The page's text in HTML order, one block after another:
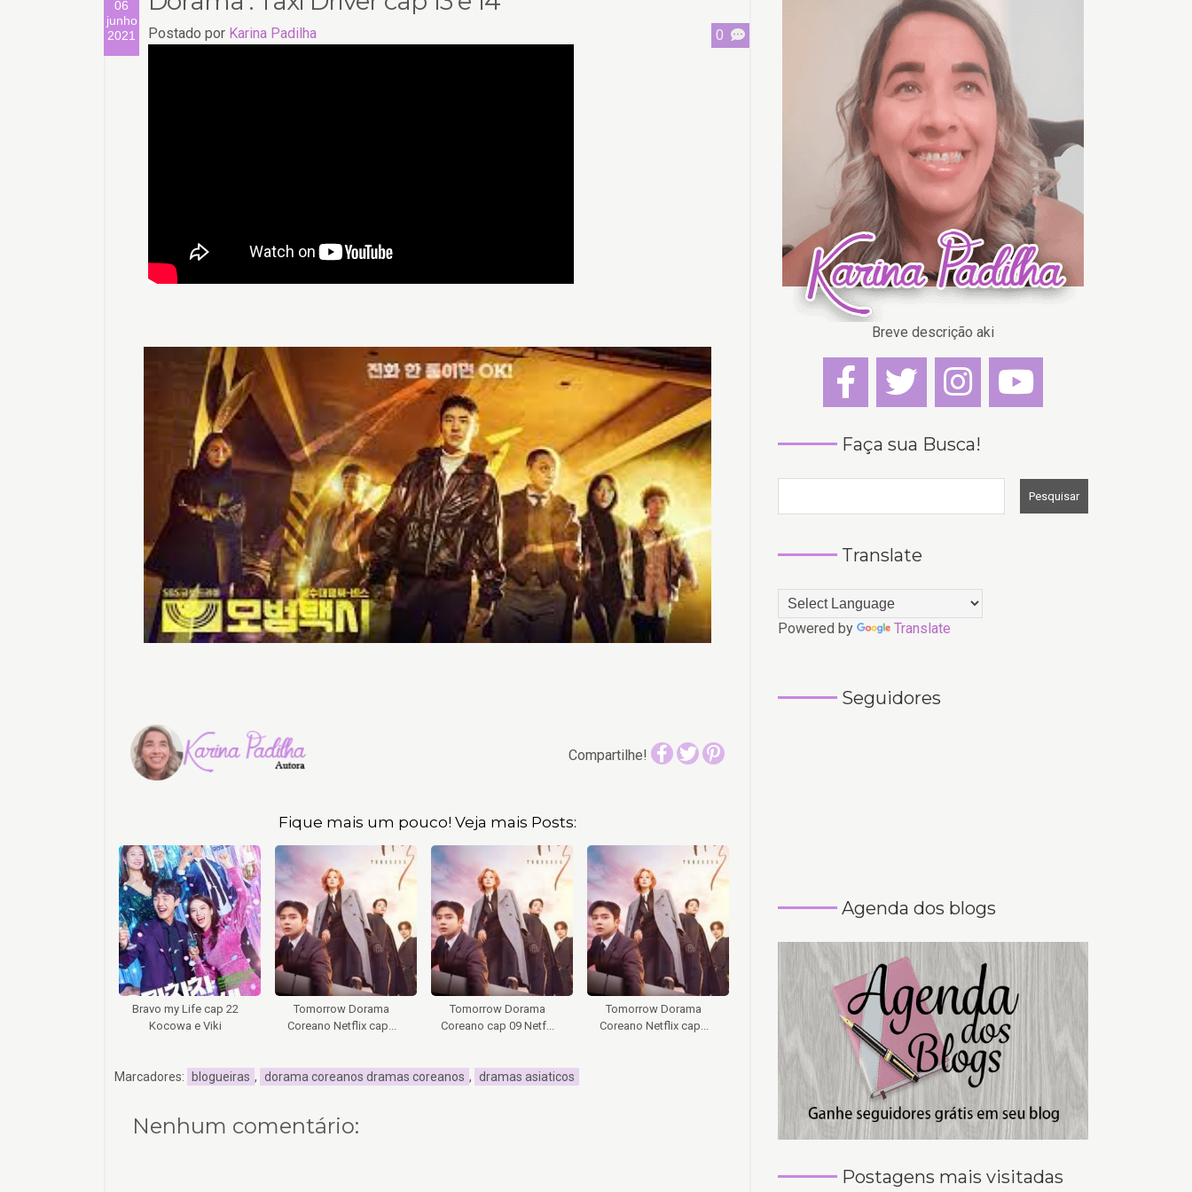
06
junho
2021
Postado por Karina Padilha 0
Compartilhe!
Fique mais um pouco! Veja mais Posts:
Bravo my Life cap 22
Kocowa e Viki
Tomorrow Dorama
Coreano Netflix cap...
Tomorrow Dorama
Coreano cap 09 Netf...
Tomorrow Dorama
Coreano Netflix cap...
Marcadores: blogueiras , dorama coreanos dramas coreanos , dramas asiaticos
Nenhum comentário:
Breve descrição aki
Faça sua Busca!
Translate
Powered by Translate
Seguidores
Agenda dos blogs
Postagens mais visitadas